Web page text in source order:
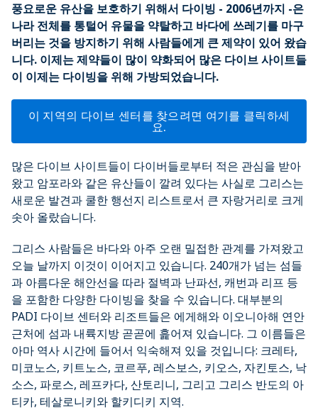
풍요로운 유산을 보호하기 위해서 다이빙 - 2006년까지 -은
나라 전체를 통털어 유물을 약탈하고 바다에 쓰레기를 마구
버리는 것을 방지하기 위해 사람들에게 큰 제약이 있어 왔습
니다. 이제는 제약들이 많이 약화되어 많은 다이브 사이트들
이 이제는 다이빙을 위해 가방되었습니다.
이 지역의 다이브 센터를 찾으려면 여기를 클릭하세
요.
많은 다이브 사이트들이 다이버들로부터 적은 관심을 받아
왔고 암포라와 같은 유산들이 깔려 있다는 사실로 그리스는
새로운 발견과 쿨한 행선지 리스트로서 큰 자랑거리로 크게
솟아 올랐습니다.
그리스 사람들은 바다와 아주 오랜 밀접한 관계를 가져왔고
오늘 날까지 이것이 이어지고 있습니다. 240개가 넘는 섬들
과 아름다운 해안선을 따라 절벽과 난파선, 캐번과 리프 등
을 포함한 다양한 다이빙을 찾을 수 있습니다. 대부분의
PADI 다이브 센터와 리조트들은 에게해와 이오니아해 연안
근처에 섬과 내륙지방 곧곧에 흝어져 있습니다. 그 이름들은
아마 역사 시간에 들어서 익숙해져 있을 것입니다: 크레타,
미코노스, 키트노스, 코르푸, 레스보스, 키오스, 자킨토스, 낙
소스, 파로스, 레프카다, 산토리니, 그리고 그리스 반도의 아
티카, 테살로니키와 할키디키 지역.